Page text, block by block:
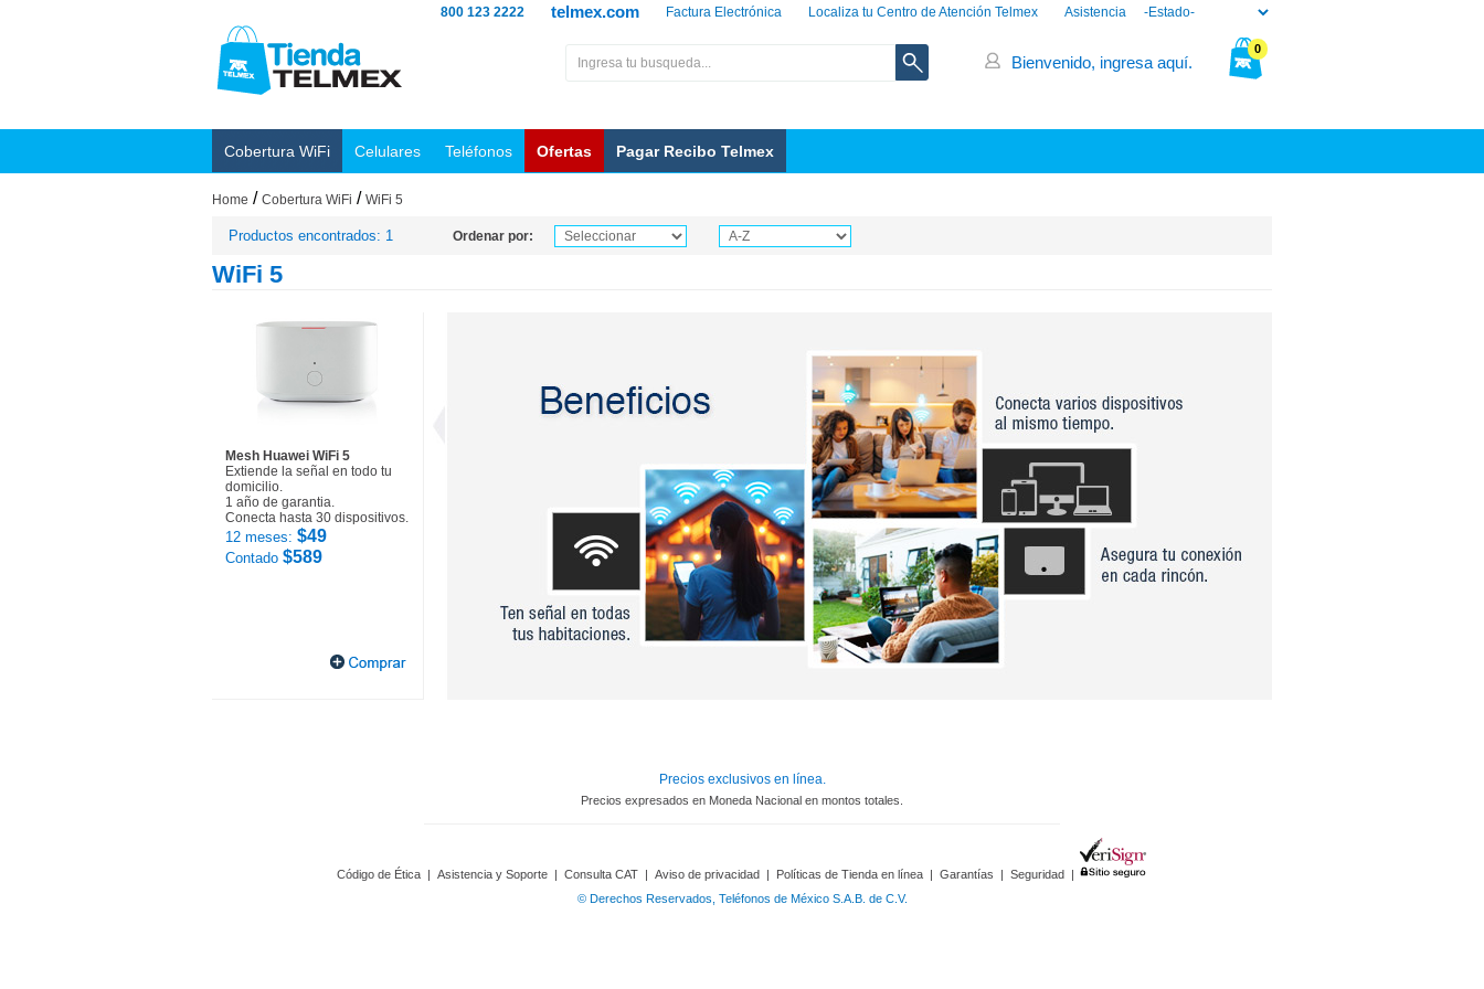
Asistencia
Localiza tu Centro de Atención Telmex
Factura Electrónica
telmex.com
800 123 2222
0
Bienvenido, ingresa aquí.
Cobertura WiFi Celulares Teléfonos Ofertas Pagar Recibo Telmex
Home / Cobertura WiFi / WiFi 5
Productos encontrados: 1 Ordenar por:
WiFi 5
Mesh Huawei WiFi 5
Extiende la señal en todo tu
domicilio.
1 año de garantia.
Conecta hasta 30 dispositivos.
12 meses: $49
Contado $589
Precios exclusivos en línea.
Precios expresados en Moneda Nacional en montos totales.
Código de Ética | Asistencia y Soporte | Consulta CAT | Aviso de privacidad | Políticas de Tienda en línea | Garantías | Seguridad |
© Derechos Reservados, Teléfonos de México S.A.B. de C.V.